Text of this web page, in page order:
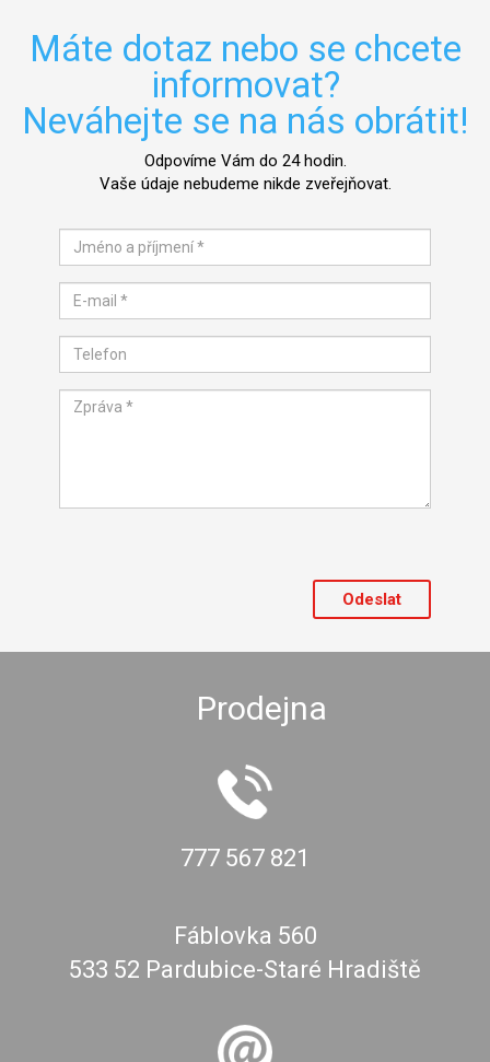
Máte dotaz nebo se chcete
informovat?
Neváhejte se na nás obrátit!
Odpovíme Vám do 24 hodin.
Vaše údaje nebudeme nikde zveřejňovat.
Prodejna
777 567 821
Fáblovka 560
533 52 Pardubice-Staré Hradiště